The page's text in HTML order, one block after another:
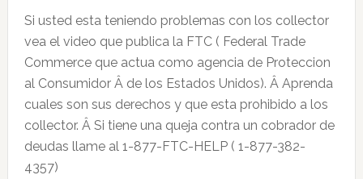
Si usted esta teniendo problemas con los collector
vea el video que publica la FTC ( Federal Trade
Commerce que actua como agencia de Proteccion
al Consumidor Â de los Estados Unidos). Â Aprenda
cuales son sus derechos y que esta prohibido a los
collector. Â Si tiene una queja contra un cobrador de
deudas llame al 1-877-FTC-HELP ( 1-877-382-
4357)